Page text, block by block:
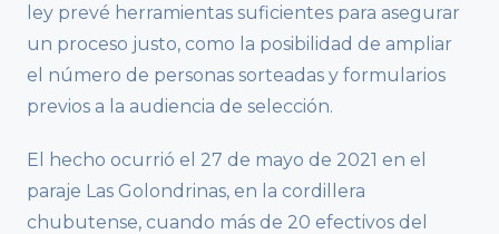
ley prevé herramientas suficientes para asegurar
un proceso justo, como la posibilidad de ampliar
el número de personas sorteadas y formularios
previos a la audiencia de selección.
El hecho ocurrió el 27 de mayo de 2021 en el
paraje Las Golondrinas, en la cordillera
chubutense, cuando más de 20 efectivos del